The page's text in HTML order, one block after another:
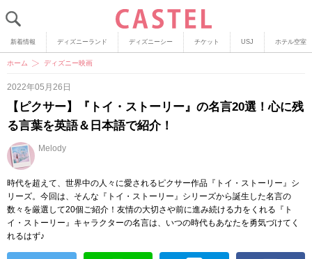
新着情報 ディズニーランド ディズニーシー チケット USJ ホテル空室
ホーム ディズニー映画
2022年05月26日
【ピクサー】『トイ・ストーリー』の名言20選！心に残
る言葉を英語＆日本語で紹介！
Melody
時代を超えて、世界中の人々に愛されるピクサー作品『トイ・ストーリー』シ
リーズ。今回は、そんな『トイ・ストーリー』シリーズから誕生した名言の
数々を厳選して20個ご紹介！友情の大切さや前に進み続ける力をくれる『ト
イ・ストーリー』キャラクターの名言は、いつの時代もあなたを勇気づけてく
れるはず♪